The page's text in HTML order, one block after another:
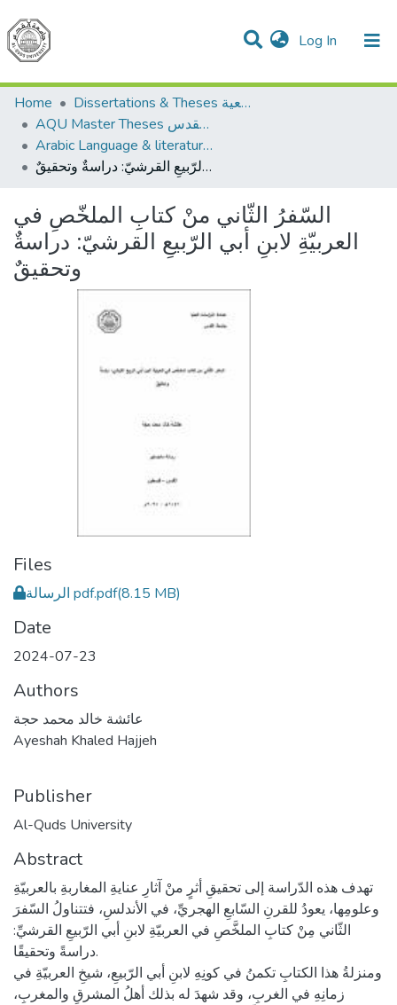
Log In (current)
Communities & Collections
All of DSpace
Home
Dissertations & Theses الرسائل الجامعية
AQU Master Theses الرسائل الجامعية الخاصة بجامعة القدس
Arabic Language & literature اللغة العربية وآدابها
السّفرُ الثّاني منْ كتابِ الملخّصِ في العربيّةِ لابنِ أبي الرّبيعِ القرشيّ: دراسةٌ وتحقيقٌ
السّفرُ الثّاني منْ كتابِ الملخّصِ في
العربيّةِ لابنِ أبي الرّبيعِ القرشيّ: دراسةٌ
وتحقيقٌ
Files
الرسالة pdf.pdf(8.15 MB)
Date
2024-07-23
Authors
عائشة خالد محمد حجة
Ayeshah Khaled Hajjeh
Publisher
Al-Quds University
Abstract
تهدف هذه الدّراسة إلى تحقيقِ أثرٍ منْ آثارِ عنايةِ المغاربةِ بالعربيّةِ
وعلومِها، يعودُ للقرنِ السّابعِ الهجريِّ، في الأندلسِ، فتتناولُ السّفرَ
الثّاني مِنْ كتابِ الملخَّصِ في العربيّةِ لابنِ أبي الرّبيعِ القرشيِّ:
دراسةً وتحقيقًا.
ومنزلةُ هذا الكتابِ تكمنُ في كونِهِ لابنِ أبي الرّبيعِ، شيخِ العربيّةِ في
زمانِهِ في الغربِ، وقد شهدَ له بذلك أهلُ المشرقِ والمغربِ،